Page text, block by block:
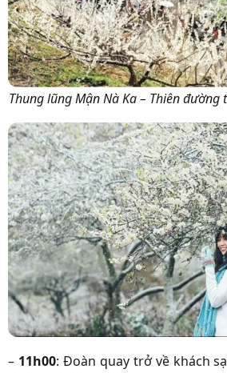
Thung lũng Mận Nà Ka – Thiên đường
– 11h00: Đoàn quay trở về khách